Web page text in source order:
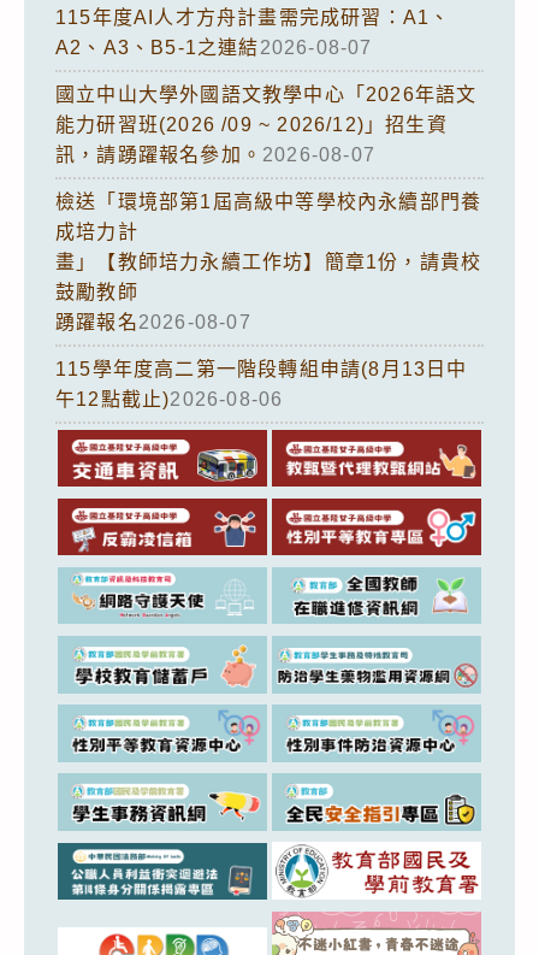
115年度AI人才方舟計畫需完成研習：A1、
A2、A3、B5-1之連結2026-08-07
國立中山大學外國語文教學中心「2026年語文
能力研習班(2026 /09 ~ 2026/12)」招生資
訊，請踴躍報名參加。 2026-08-07
檢送「環境部第1屆高級中等學校內永續部門養
成培力計
畫」【教師培力永續工作坊】簡章1份，請貴校
鼓勵教師
踴躍報名2026-08-07
115學年度高二第一階段轉組申請(8月13日中
午12點截止)2026-08-06